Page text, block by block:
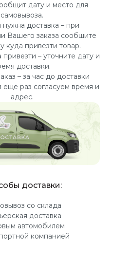
дату и место для
самовывоза.
нужна доставка – при
Вашего заказа сообщите
куда привезти товар.
привезти – уточните дату и
доставки.
– за час до доставки
раз согласуем время и
адрес.
со склада
доставка
автомобилем
компанией
доставки: